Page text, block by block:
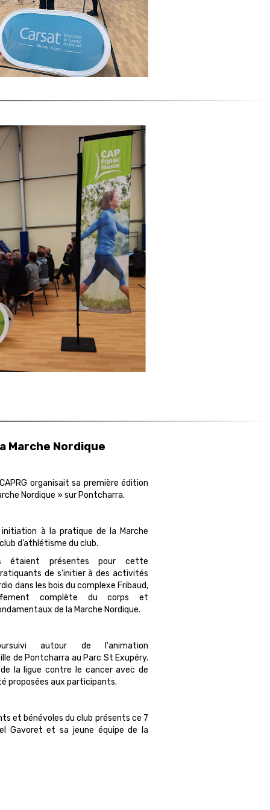
Marche Nordique
organisait sa première édition
Nordique » sur Pontcharra.
à la pratique de la Marche
d’athlétisme du club.
étaient présentes pour cette
de s'initier à des activités
dans les bois du complexe Fribaud,
complète du corps et
de la Marche Nordique.
autour de l'animation
de Pontcharra au Parc St Exupéry.
la ligue contre le cancer avec de
proposées aux participants.
et bénévoles du club présents ce 7
Gavoret et sa jeune équipe de la